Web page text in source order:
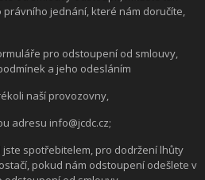
jednání, které nám doručíte,
pro odstoupení od smlouvy,
a jeho odesláním
naší provozovny,
adresu info@jcdc.cz;
jste spotřebitelem, pro dodržení lhůty
pokud nám odstoupení odešlete v